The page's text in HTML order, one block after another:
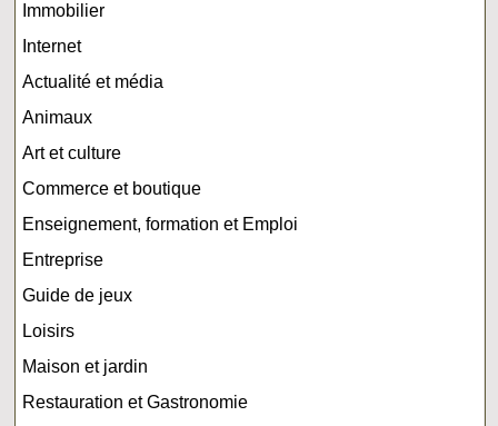
Immobilier
Internet
Actualité et média
Animaux
Art et culture
Commerce et boutique
Enseignement, formation et Emploi
Entreprise
Guide de jeux
Loisirs
Maison et jardin
Restauration et Gastronomie